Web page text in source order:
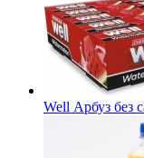
Well Арбуз без